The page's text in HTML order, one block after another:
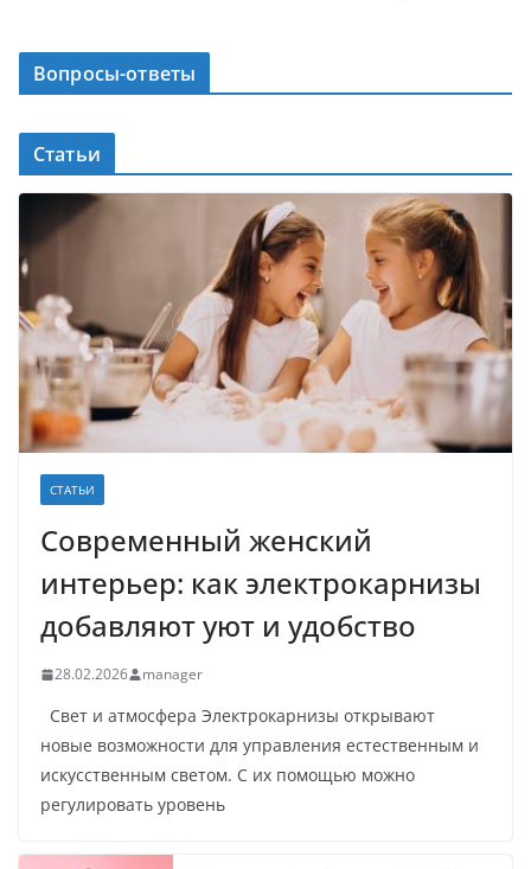
Вопросы-ответы
Статьи
СТАТЬИ
Современный женский
интерьер: как электрокарнизы
добавляют уют и удобство
28.02.2026 manager
Свет и атмосфера Электрокарнизы открывают
новые возможности для управления естественным и
искусственным светом. С их помощью можно
регулировать уровень